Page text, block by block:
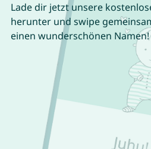
Lade dir jetzt unsere
herunter und swipe
einen wunderschönen Namen!